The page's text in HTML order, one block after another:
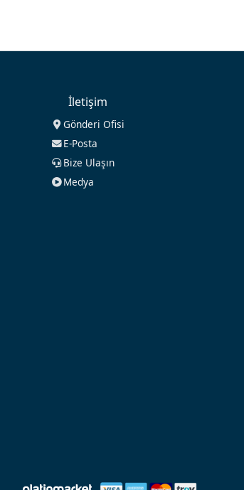
İletişim
Gönderi Ofisi
E-Posta
Bize Ulaşın
Medya